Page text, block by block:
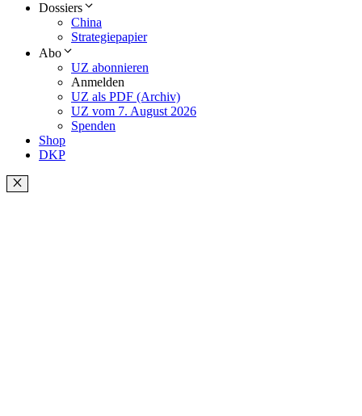
Dossiers
China
Strategiepapier
Abo
UZ abonnieren
Anmelden
UZ als PDF (Archiv)
UZ vom 7. August 2026
Spenden
Shop
DKP
Schließen